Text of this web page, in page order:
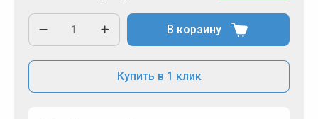
В корзину
Купить в 1 клик